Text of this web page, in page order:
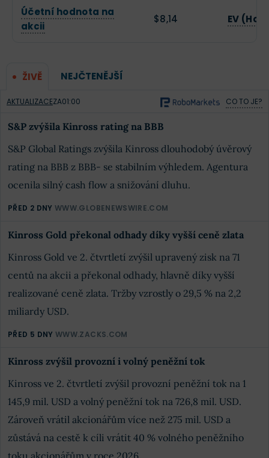
Účetní hodnota na
akcii
$8,14 EV
ŽIVĚ NEJČTENĚJŠÍ
AKTUALIZACEZA01:00 CO TO JE?
S&P zvýšila Kinross rating na BBB
S&P Global Ratings zvýšila Kinross dlouhodobý úvěrový
rating na BBB z BBB- se stabilním výhledem. Agentura
ocenila silný cash flow a snižování dluhu.
PŘED 2 DNY WWW.GLOBENEWSWIRE.COM
Kinross Gold překonal odhady díky vyšší ceně zlata
Kinross Gold ve 2. čtvrtletí zvýšil upravený zisk na 71
centů na akcii a překonal odhady, hlavně díky vyšší
realizované ceně zlata. Tržby vzrostly o 29,5 % na 2,2
miliardy USD.
PŘED 5 DNY WWW.ZACKS.COM
Kinross zvýšil provozní i volný peněžní tok
Kinross ve 2. čtvrtletí zvýšil provozní peněžní tok na 1
145,9 mil. USD a volný peněžní tok na 726,8 mil. USD.
Zároveň vrátil akcionářům více než 275 mil. USD a
zůstává na cestě k cíli vrátit 40 % volného peněžního
toku akcionářům v roce 2026.